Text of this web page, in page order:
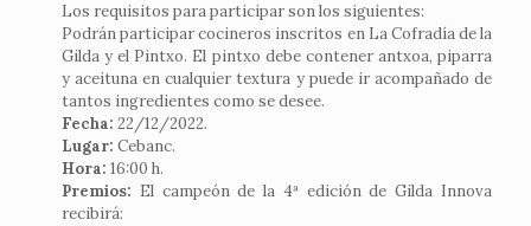
Los requisitos para participar son los siguientes:
Podrán participar cocineros inscritos en La Cofradía de la
Gilda y el Pintxo. El pintxo debe contener antxoa, piparra
y aceituna en cualquier textura y puede ir acompañado de
tantos ingredientes como se desee.
Fecha: 22/12/2022.
Lugar: Cebanc.
Hora:16:00 h.
Premios: El campeón de la 4ª edición de Gilda Innova
recibirá: